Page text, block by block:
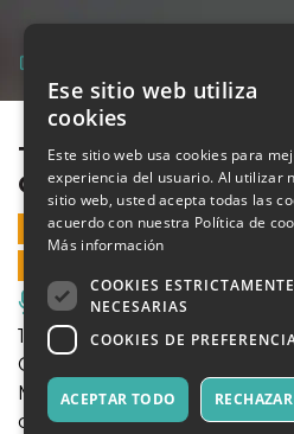
TERRE IN
TERRE IN
CORAGGIO
15 SEPTIEMBRE 2024 -
LAS VENTAS EN LÍNEA
Música, Eventos en
15 SETTEMBRE ORE
Comunale
MADRE CORAGGIO
coproduzione Laboratori
Ese sitio web utiliza
cookies
Este sitio web usa cookies para
experiencia del usuario. Al utilizar
sitio web, usted acepta todas las
acuerdo con nuestra Política de
Más información
COOKIES ESTRICTAMENTE
NECESARIAS
COOKIES DE
ACEPTAR TODO